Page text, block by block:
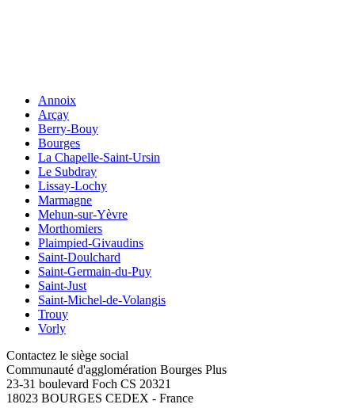
Annoix
Arçay
Berry-Bouy
Bourges
La Chapelle-Saint-Ursin
Le Subdray
Lissay-Lochy
Marmagne
Mehun-sur-Yèvre
Morthomiers
Plaimpied-Givaudins
Saint-Doulchard
Saint-Germain-du-Puy
Saint-Just
Saint-Michel-de-Volangis
Trouy
Vorly
Contactez le siège social
Communauté d'agglomération Bourges Plus
23-31 boulevard Foch CS 20321
18023 BOURGES CEDEX - France